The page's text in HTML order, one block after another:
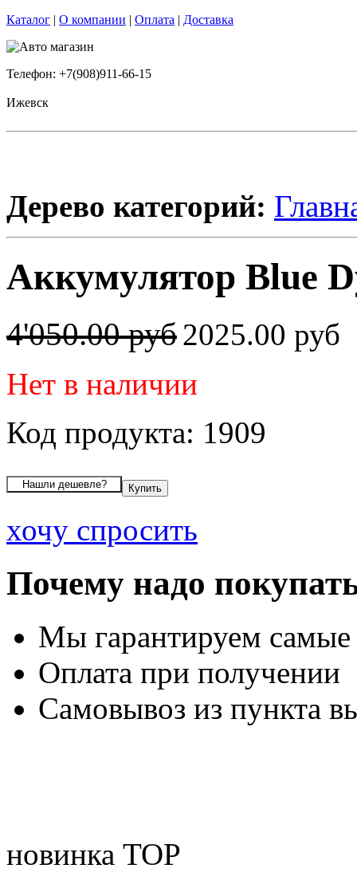
Каталог | О компании | Оплата | Доставка
Телефон: +7(908)911-66-15
Ижевск
Дерево категорий:
Аккумулятор Blue
4'050.00 руб2025.00 руб
Нет в наличии
Код продукта: 1909
хочу спросить
Почему надо
Мы гарантируем
Оплата при получении
Самовывоз из пункта
новинка TOP